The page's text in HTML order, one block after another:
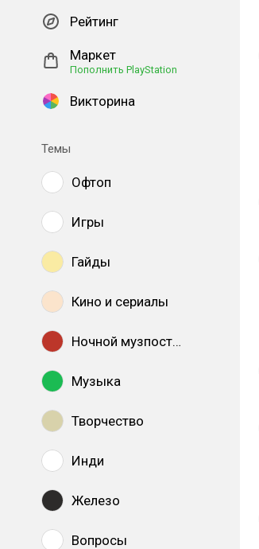
Рейтинг
Маркет
Пополнить PlayStation
Викторина
Темы
Офтоп
Игры
Гайды
Кино и сериалы
Ночной музпостинг
Музыка
Творчество
Инди
Железо
Вопросы